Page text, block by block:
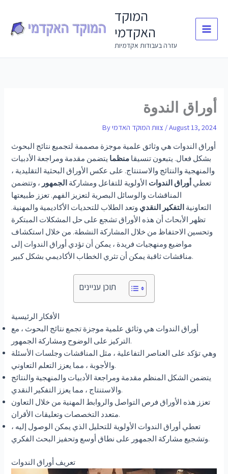
content
המוקד
האקדמי
עזרה בעבודות אקדמיות
أوراق الندوة
By /August 13, 2024
أوراق الندوات هي وثائق علمية موجزة مصممة لتجميع نتائج البحوث
بشكل فعال. يتبعون تنسيقا منظما يتضمن مقدمة ومراجعة الأدبيات
والمنهجية والنتائج والاستنتاج. على عكس الأوراق البحثية التقليدية ،
تعطي أوراق الندوات الأولوية للتفاعل ومشاركة الجمهور ، وتتضمن
المناقشات والوسائل البصرية لتعزيز الفهم. تعزز طبيعتها
التعاونية التفكير النقدي وتعد الطلاب للتحديات الأكاديمية والمهنية.
تظهر الأبحاث أن هذه الأوراق تشجع على حل المشكلات المبتكرة
وتحسين الاحتفاظ من خلال المشاركة النشطة. من خلال استكشاف
مواضيع ومنهجيات فريدة ، يمكن أن تؤدي أوراق الندوات إلى
مناقشات ثاقبة يمكن أن تثري الخطاب الأكاديمي بشكل كبير.
תוכן עניינים
الأفكار الرئيسية
أوراق الندوات هي وثائق علمية موجزة تجمع نتائج البحوث ، مع
التركيز على الوضوح ومشاركة الجمهور.
وهي تؤكد على العناصر التفاعلية ، مثل المناقشات وجلسات الأسئلة
والأجوبة ، مما يعزز التعلم التعاوني.
يتضمن الشكل المنظم مقدمة ومراجعة الأدبيات والمنهجية والنتائج
والاستنتاج ، مما يعزز التفكير النقدي.
تعزز هذه الأوراق فرص التواصل والروابط المهنية من خلال التعاون
متعدد التخصصات وتعليقات الأقران.
تعطي أوراق الندوات الأولوية للتحليل الذي يمكن الوصول إليه ،
وتشجيع مشاركة الجمهور على نطاق أوسع وتحفيز البحث الفكري.
تعريف أوراق الندوات